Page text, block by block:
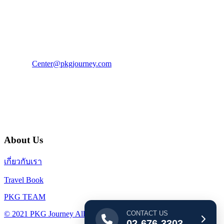
Center@pkgjourney.com
About Us
เกี่ยวกับเรา
Travel Book
PKG TEAM
© 2021 PKG Journey All Rights Reserved.CONTACT US